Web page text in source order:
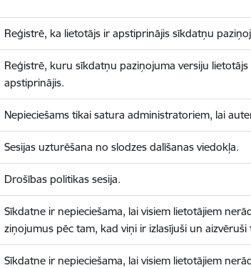
Reģistrē, ka lietotājs ir apstiprinājis sīkdatņu
Reģistrē, kuru sīkdatņu paziņojuma versiju lietotājs
apstiprinājis.
Nepieciešams tikai satura administratoriem, lai
Sesijas uzturēšana no slodzes dalīšanas viedokļa.
Drošības politikas sesija.
Sīkdatne ir nepieciešama, lai visiem lietotājiem
ziņojumus pēc tam, kad viņi ir izlasījuši un aizvēruši
Sīkdatne ir nepieciešama, lai visiem lietotājiem